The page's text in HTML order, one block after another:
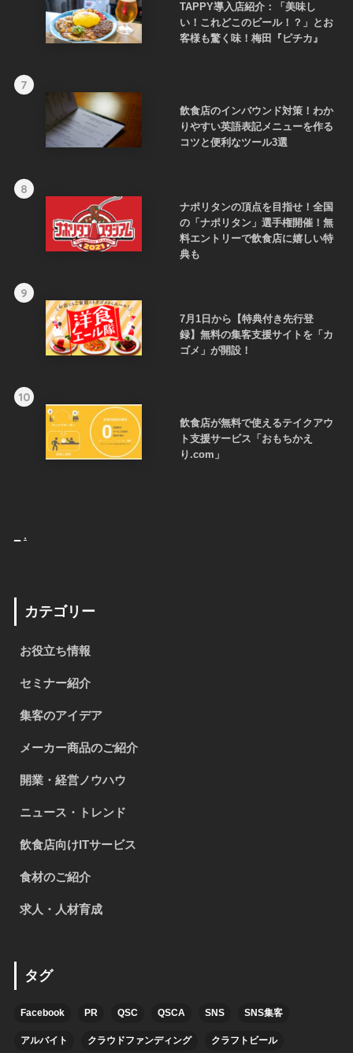
TAPPY導入店紹介：「美味し
い！これどこのビール！？」とお
客様も驚く味！梅田『ピチカ』
7
飲食店のインバウンド対策！わか
りやすい英語表記メニューを作る
コツと便利なツール3選
8
ナポリタンの頂点を目指せ！全国
の「ナポリタン」選手権開催！無
料エントリーで飲食店に嬉しい特
典も
9
7月1日から【特典付き先行登
録】無料の集客支援サイトを「カ
ゴメ」が開設！
10
飲食店が無料で使えるテイクアウ
ト支援サービス「おもちかえ
り.com」
.
カテゴリー
お役立ち情報
セミナー紹介
集客のアイデア
メーカー商品のご紹介
開業・経営ノウハウ
ニュース・トレンド
飲食店向けITサービス
食材のご紹介
求人・人材育成
タグ
Facebook PR QSC QSCA SNS SNS集客
アルバイト クラウドファンディング クラフトビール